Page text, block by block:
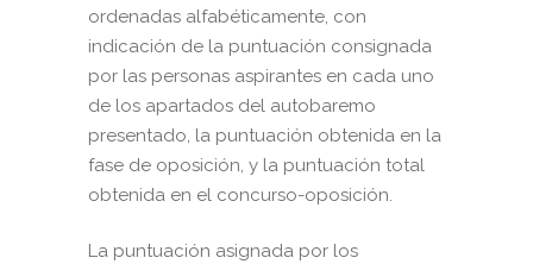
ordenadas alfabéticamente, con
indicación de la puntuación consignada
por las personas aspirantes en cada uno
de los apartados del autobaremo
presentado, la puntuación obtenida en la
fase de oposición, y la puntuación total
obtenida en el concurso-oposición.
La puntuación asignada por los